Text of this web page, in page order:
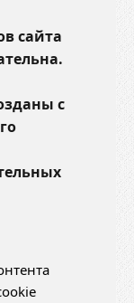
сайта
с